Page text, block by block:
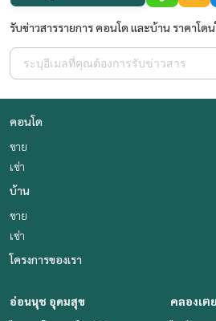
รับข่าวสารรายการ คอนโด และบ้าน ราคาโดน
คอนโด
ขาย
เช่า
บ้าน
ขาย
เช่า
โครงการของเรา
อ่อนนุช อุดมสุข
คลองเต